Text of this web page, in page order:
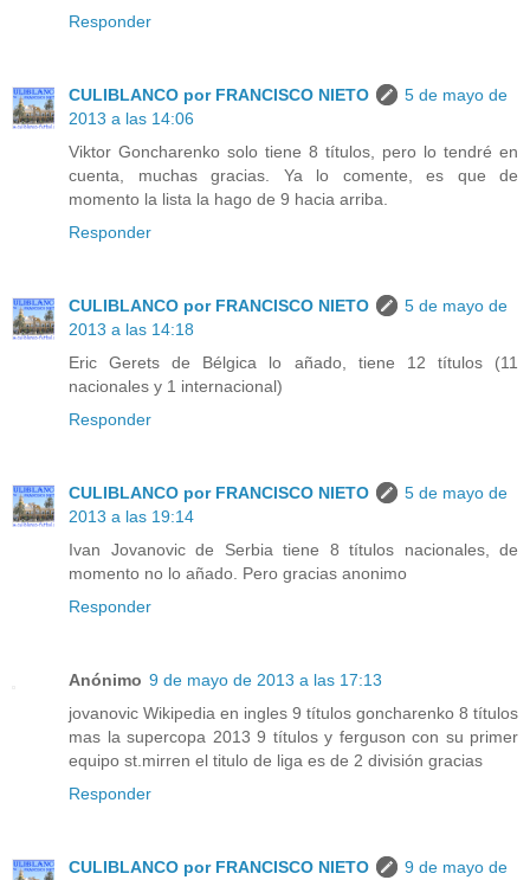
Responder
CULIBLANCO por FRANCISCO NIETO
5 de mayo de
2013 a las 14:06
Viktor Goncharenko solo tiene 8 títulos, pero lo tendré en
cuenta, muchas gracias. Ya lo comente, es que de
momento la lista la hago de 9 hacia arriba.
Responder
CULIBLANCO por FRANCISCO NIETO
5 de mayo de
2013 a las 14:18
Eric Gerets de Bélgica lo añado, tiene 12 títulos (11
nacionales y 1 internacional)
Responder
CULIBLANCO por FRANCISCO NIETO
5 de mayo de
2013 a las 19:14
Ivan Jovanovic de Serbia tiene 8 títulos nacionales, de
momento no lo añado. Pero gracias anonimo
Responder
Anónimo 9 de mayo de 2013 a las 17:13
jovanovic Wikipedia en ingles 9 títulos goncharenko 8 títulos
mas la supercopa 2013 9 títulos y ferguson con su primer
equipo st.mirren el titulo de liga es de 2 división gracias
Responder
CULIBLANCO por FRANCISCO NIETO
9 de mayo de